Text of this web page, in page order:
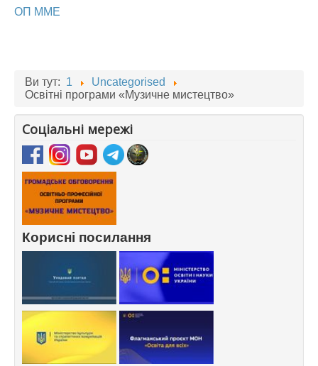
МИСТЕЦЬКА ШКОЛА ПРИ ХМФК
ОП ММЕ
Ви тут: 1
Uncategorised
Освітні програми «Музичне мистецтво»
Соціальні мережі
Корисні посилання